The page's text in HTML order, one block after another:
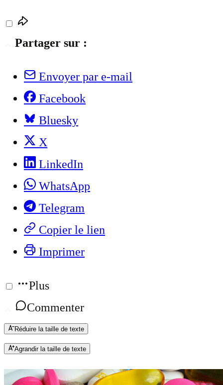
Partager sur :
Envoyer par e-mail
Facebook
Bluesky
X
LinkedIn
WhatsApp
Telegram
Copier le lien
Imprimer
Plus
Commenter
Réduire la taille de texte
Agrandir la taille de texte